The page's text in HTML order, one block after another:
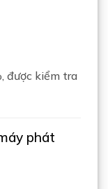
được kiểm tra
phát